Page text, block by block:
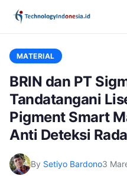
MATERIAL
BRIN dan PT
Tandatangani
Pigment Smart
Anti Deteksi
By Setiyo Bardono3